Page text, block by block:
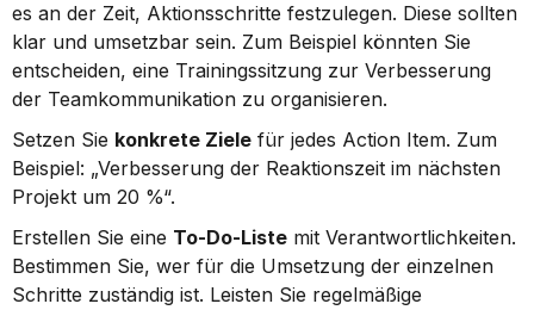
es an der Zeit, Aktionsschritte festzulegen. Diese sollten
klar und umsetzbar sein. Zum Beispiel könnten Sie
entscheiden, eine Trainingssitzung zur Verbesserung
der Teamkommunikation zu organisieren.
Setzen Sie konkrete Ziele für jedes Action Item. Zum
Beispiel: „Verbesserung der Reaktionszeit im nächsten
Projekt um 20 %“.
Erstellen Sie eine To-Do-Liste mit Verantwortlichkeiten.
Bestimmen Sie, wer für die Umsetzung der einzelnen
Schritte zuständig ist. Leisten Sie regelmäßige